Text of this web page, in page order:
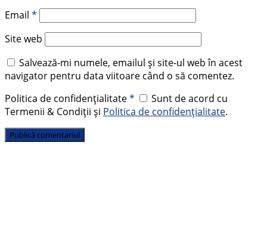
Email *
Site web
Salvează-mi numele, emailul și site-ul web în acest
navigator pentru data viitoare când o să comentez.
Politica de confidențialitate*
Sunt de acord cu
Termenii & Condiții și Politica de confidențialitate.